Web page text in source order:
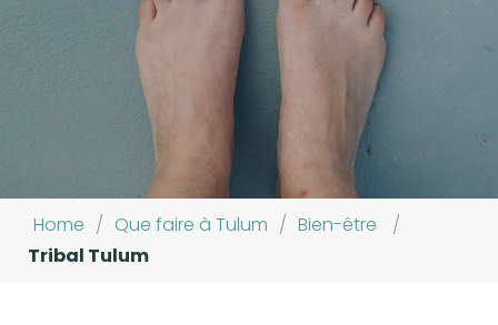
Home / Que faire à Tulum / Bien-être
/
Tribal Tulum